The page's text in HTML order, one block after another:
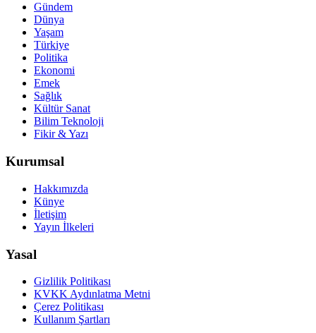
Gündem
Dünya
Yaşam
Türkiye
Politika
Ekonomi
Emek
Sağlık
Kültür Sanat
Bilim Teknoloji
Fikir & Yazı
Kurumsal
Hakkımızda
Künye
İletişim
Yayın İlkeleri
Yasal
Gizlilik Politikası
KVKK Aydınlatma Metni
Çerez Politikası
Kullanım Şartları